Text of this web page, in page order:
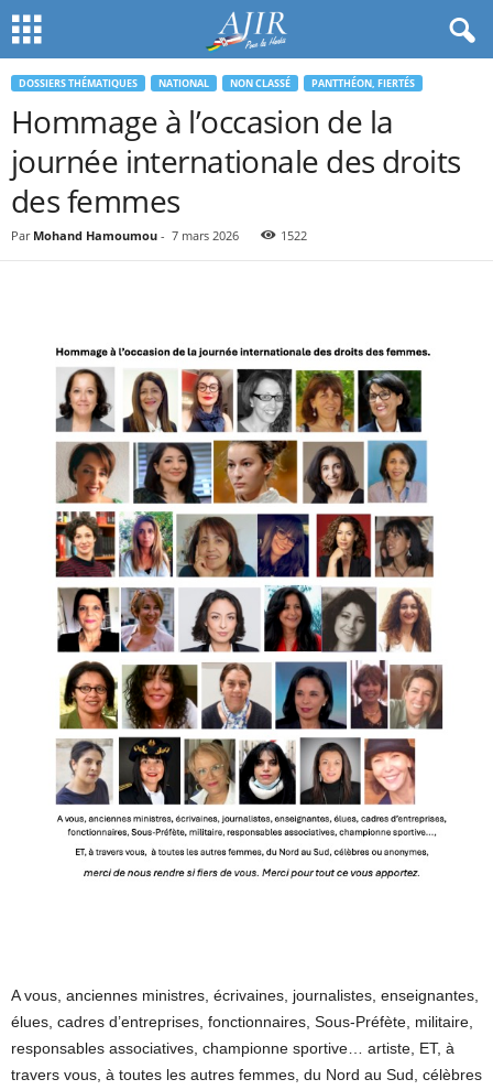
DOSSIERS THÉMATIQUES NATIONAL NON CLASSÉ PANTTHÉON, FIERTÉS
Hommage à l’occasion de la
journée internationale des droits
des femmes
Par Mohand Hamoumou - 7 mars 2026 1522
A vous, anciennes ministres, écrivaines, journalistes, enseignantes,
élues, cadres d’entreprises, fonctionnaires, Sous-Préfète, militaire,
responsables associatives, championne sportive… artiste, ET, à
travers vous, à toutes les autres femmes, du Nord au Sud, célèbres